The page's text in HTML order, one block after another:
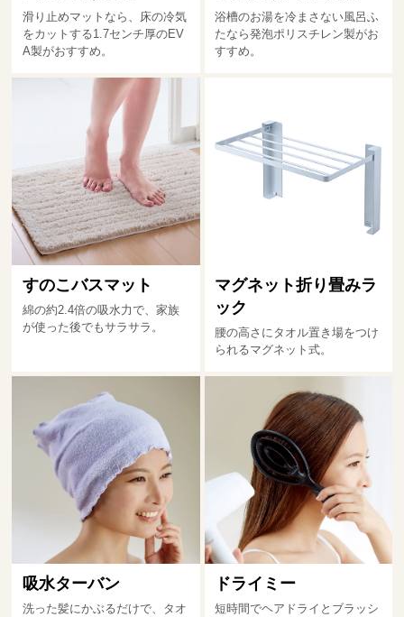
滑り止めマットなら、床の冷気
をカットする1.7センチ厚のEV
A製がおすすめ。
浴槽のお湯を冷まさない風呂ふ
たなら発泡ポリスチレン製がお
すすめ。
すのこバスマット
綿の約2.4倍の吸水力で、家族
が使った後でもサラサラ。
マグネット折り畳みラ
ック
腰の高さにタオル置き場をつけ
られるマグネット式。
吸水ターバン
洗った髪にかぶるだけで、タオ
ドライミー
短時間でヘアドライとブラッシ